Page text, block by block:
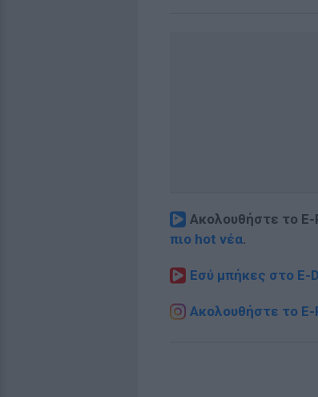
Ακολουθήστε το
πιο hot νέα.
Εσύ μπήκες στο E-
Ακολουθήστε το